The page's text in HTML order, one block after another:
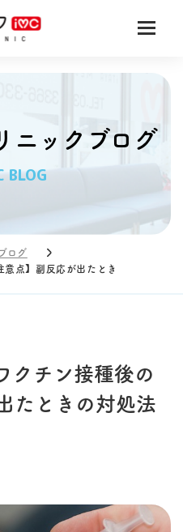
ニックブログ
BLOG
ログ
意点】副反応が出たとき
クチン接種後の
たときの対処法